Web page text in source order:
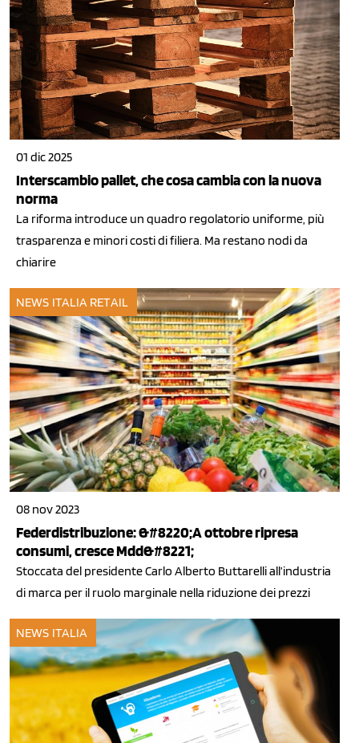
01 dic 2025
Interscambio pallet, che cosa cambia con la nuova
norma
La riforma introduce un quadro regolatorio uniforme, più
trasparenza e minori costi di filiera. Ma restano nodi da
chiarire
NEWS ITALIA RETAIL
08 nov 2023
Federdistribuzione: &#8220;A ottobre ripresa
consumi, cresce Mdd&#8221;
Stoccata del presidente Carlo Alberto Buttarelli all’industria
di marca per il ruolo marginale nella riduzione dei prezzi
NEWS ITALIA